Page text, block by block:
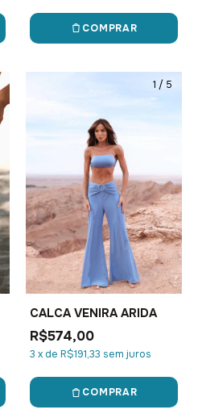
COMPRAR
1 / 5
CALCA VENIRA ARIDA
R$574,00
3 xde R$191,33 sem juros
COMPRAR